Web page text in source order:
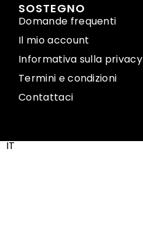
SOSTEGNO
Domande frequenti
Il mio account
Informativa sulla privacy
Termini e condizioni
Contattaci
IT